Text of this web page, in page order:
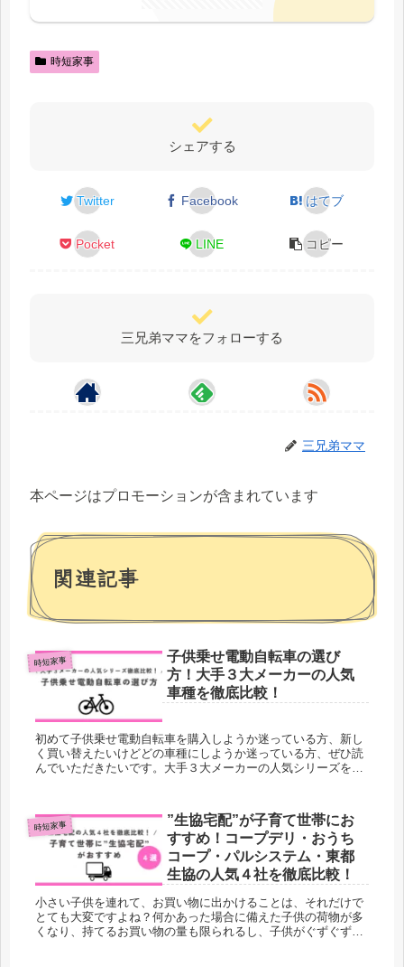
時短家事
シェアする
Twitter Facebook はてブ
Pocket LINE コピー
三兄弟ママをフォローする
三兄弟ママ
本ページはプロモーションが含まれています
関連記事
時短家事
子供乗せ電動自転車の選び
方！大手３大メーカーの人気
車種を徹底比較！
初めて子供乗せ電動自転車を購入しようか迷っている方、新し
く買い替えたいけどどの車種にしようか迷っている方、ぜひ読
んでいただきたいです。大手３大メーカーの人気シリーズを徹
み、時短家事、子供とのお出かけなど育児家事のオススメ情報
を発信しています。
時短家事
”生協宅配”が子育て世帯にお
すすめ！コープデリ・おうち
コープ・パルシステム・東都
生協の人気４社を徹底比較！
小さい子供を連れて、お買い物に出かけることは、それだけで
とても大変ですよね？何かあった場合に備えた子供の荷物が多
くなり、持てるお買い物の量も限られるし、子供がぐずぐずし